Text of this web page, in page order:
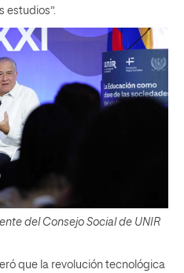
estudios”.
del Consejo Social de UNIR
que la revolución tecnológica